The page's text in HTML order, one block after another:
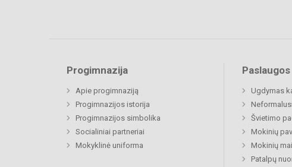
Progimnazija
Apie progimnaziją
Progimnazijos istorija
Progimnazijos simbolika
Socialiniai partneriai
Mokyklinė uniforma
Paslaugos
Ugdymas
Švietimo
Mokinių
Mokinių
Patalpų